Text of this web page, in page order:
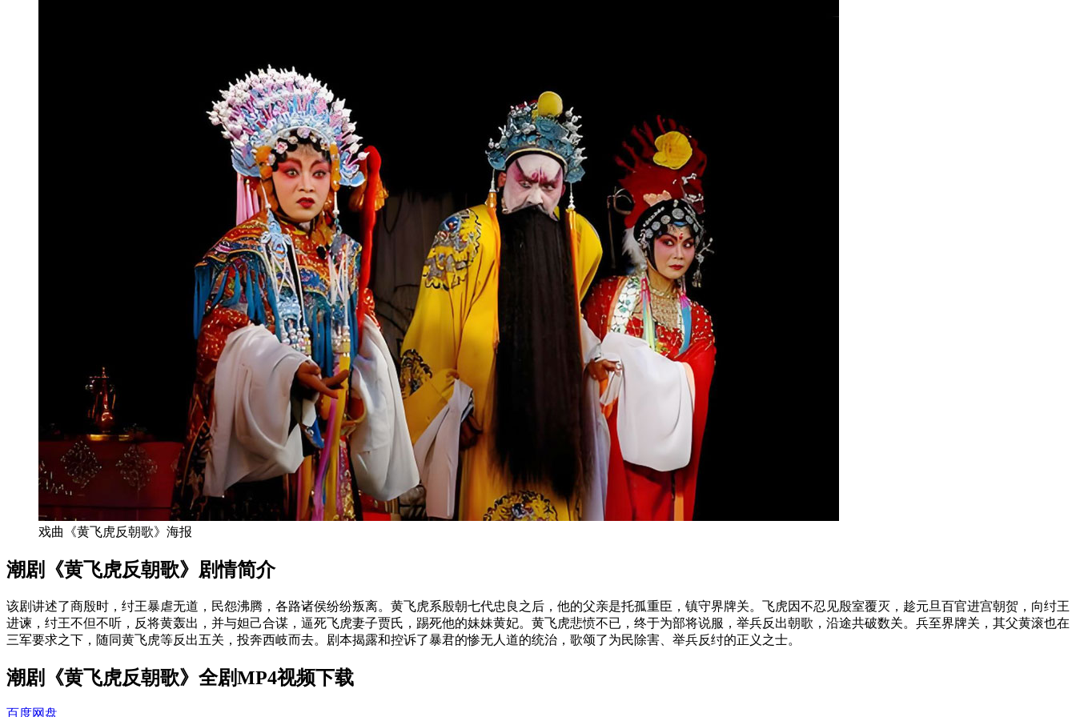
戏曲《黄飞虎反朝歌》海报
潮剧《黄飞虎反朝歌》剧情简介
该剧讲述了商殷时，纣王暴虐无道，民怨沸腾，各路诸侯纷纷叛离。黄飞虎系殷朝七代忠良之后，他的父亲是托孤重臣，镇守界牌关。飞虎因不忍见殷室覆灭，趁元旦百官进宫朝贺，向纣王
进谏，纣王不但不听，反将黄轰出，并与妲己合谋，逼死飞虎妻子贾氏，踢死他的妹妹黄妃。黄飞虎悲愤不已，终于为部将说服，举兵反出朝歌，沿途共破数关。兵至界牌关，其父黄滚也在
三军要求之下，随同黄飞虎等反出五关，投奔西岐而去。剧本揭露和控诉了暴君的惨无人道的统治，歌颂了为民除害、举兵反纣的正义之士。
潮剧《黄飞虎反朝歌》全剧MP4视频下载
百度网盘